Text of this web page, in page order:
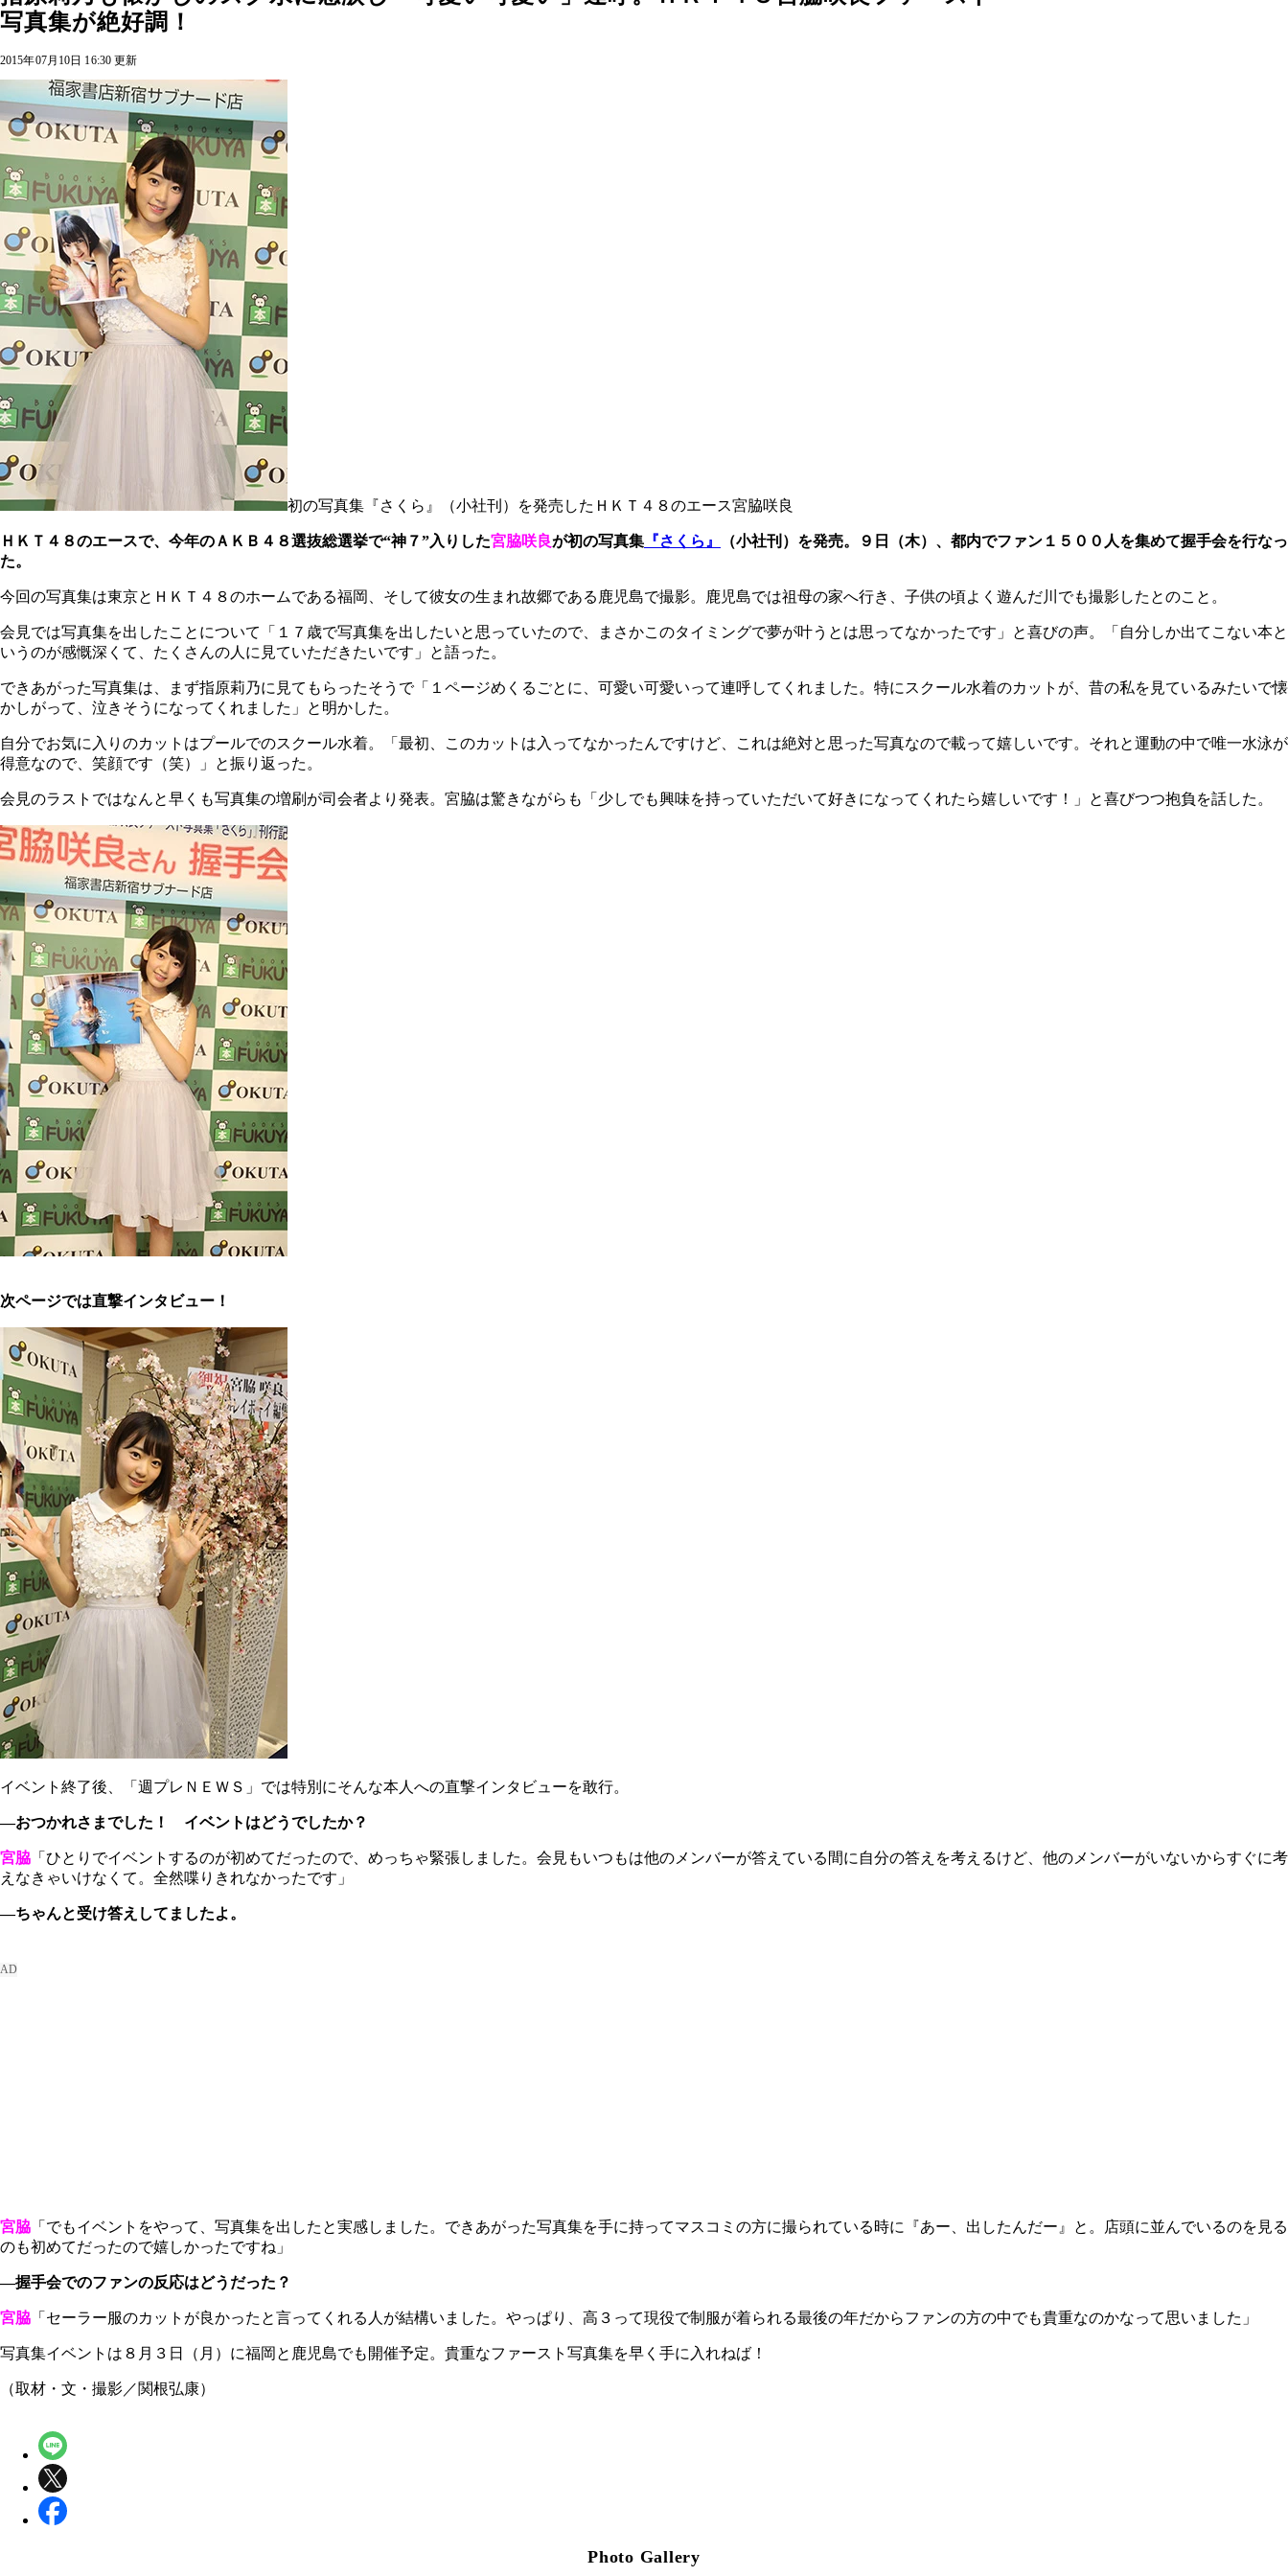
写真集が絶好調！
2015年07月10日 16:30 更新
初の写真集『さくら』（小社刊）を発売したＨＫＴ４８のエース宮脇咲良
ＨＫＴ４８のエースで、今年のＡＫＢ４８選抜総選挙で“神７”入りした宮脇咲良が初の写真集 『さくら』
（小社刊）を発売。９日（木）、都内でファン１５００人を集めて握手会を行なっ
た。
今回の写真集は東京とＨＫＴ４８のホームである福岡、そして彼女の生まれ故郷である鹿児島で撮影。鹿児島では祖母の家へ行き、子供の頃よく遊んだ川でも撮影したとのこと。
会見では写真集を出したことについて「１７歳で写真集を出したいと思っていたので、まさかこのタイミングで夢が叶うとは思ってなかったです」と喜びの声。「自分しか出てこない本と
いうのが感慨深くて、たくさんの人に見ていただきたいです」と語った。
できあがった写真集は、まず指原莉乃に見てもらったそうで「１ページめくるごとに、可愛い可愛いって連呼してくれました。特にスクール水着のカットが、昔の私を見ているみたいで懐
かしがって、泣きそうになってくれました」と明かした。
自分でお気に入りのカットはプールでのスクール水着。「最初、このカットは入ってなかったんですけど、これは絶対と思った写真なので載って嬉しいです。それと運動の中で唯一水泳が
得意なので、笑顔です（笑）」と振り返った。
会見のラストではなんと早くも写真集の増刷が司会者より発表。宮脇は驚きながらも「少しでも興味を持っていただいて好きになってくれたら嬉しいです！」と喜びつつ抱負を話した。
次ページでは直撃インタビュー！
イベント終了後、「週プレＮＥＷＳ」では特別にそんな本人への直撃インタビューを敢行。
―おつかれさまでした！ イベントはどうでしたか？
宮脇 「ひとりでイベントするのが初めてだったので、めっちゃ緊張しました。会見もいつもは他のメンバーが答えている間に自分の答えを考えるけど、他のメンバーがいないからすぐに考
えなきゃいけなくて。全然喋りきれなかったです」
―ちゃんと受け答えしてましたよ。
宮脇 「でもイベントをやって、写真集を出したと実感しました。できあがった写真集を手に持ってマスコミの方に撮られている時に『あー、出したんだー』と。店頭に並んでいるのを見る
のも初めてだったので嬉しかったですね」
―握手会でのファンの反応はどうだった？
宮脇 「セーラー服のカットが良かったと言ってくれる人が結構いました。やっぱり、高３って現役で制服が着られる最後の年だからファンの方の中でも貴重なのかなって思いました」
写真集イベントは８月３日（月）に福岡と鹿児島でも開催予定。貴重なファースト写真集を早く手に入れねば！
（取材・文・撮影／関根弘康）
Photo Gallery